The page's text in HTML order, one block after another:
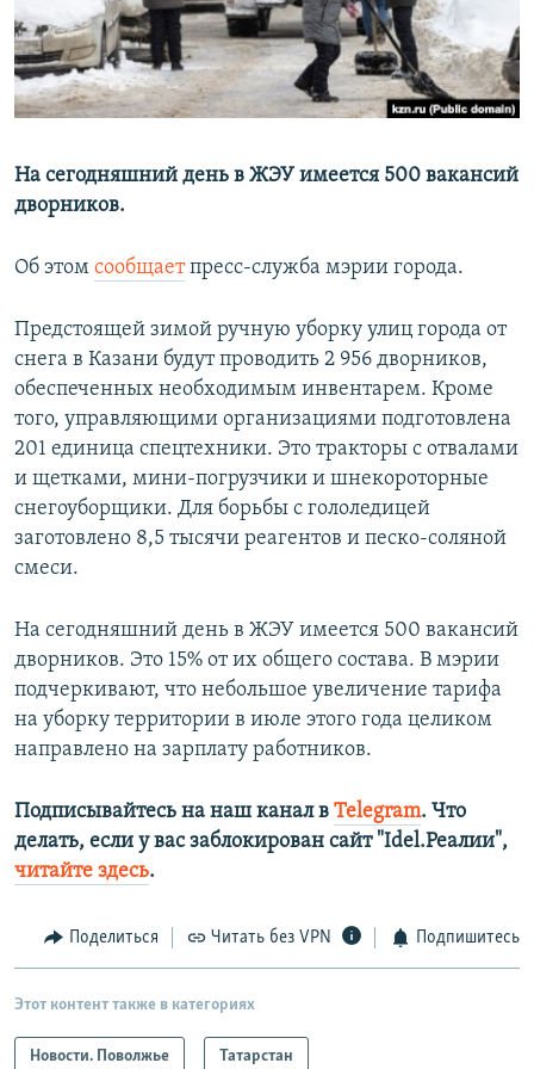
РАСПИСАНИЕ ВЕЩАНИЯ
ПОДПИШИТЕСЬ НА РАССЫЛКУ
На сегодняшний день в ЖЭУ имеется 500 вакансий
дворников.
Об этом сообщаетпресс-служба мэрии города.
Предстоящей зимой ручную уборку улиц города от
снега в Казани будут проводить 2 956 дворников,
обеспеченных необходимым инвентарем. Кроме
того, управляющими организациями подготовлена
201 единица спецтехники. Это тракторы с отвалами
и щетками, мини-погрузчики и шнекороторные
снегоуборщики. Для борьбы с гололедицей
заготовлено 8,5 тысячи реагентов и песко-соляной
смеси.
На сегодняшний день в ЖЭУ имеется 500 вакансий
дворников. Это 15% от их общего состава. В мэрии
подчеркивают, что небольшое увеличение тарифа
на уборку территории в июле этого года целиком
направлено на зарплату работников.
Подписывайтесь на наш канал в Telegram. Что
делать, если у вас заблокирован сайт "Idel.Реалии",
читайте здесь.
Поделиться Читать без VPN Подпишитесь
Этот контент также в категориях
Новости. Поволжье Татарстан